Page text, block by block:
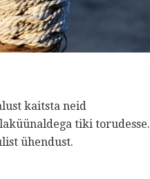
kaitsta neid
tiki torudesse.
ühendust.